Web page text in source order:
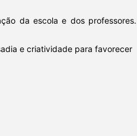
da escola e dos professores.
e criatividade para favorecer